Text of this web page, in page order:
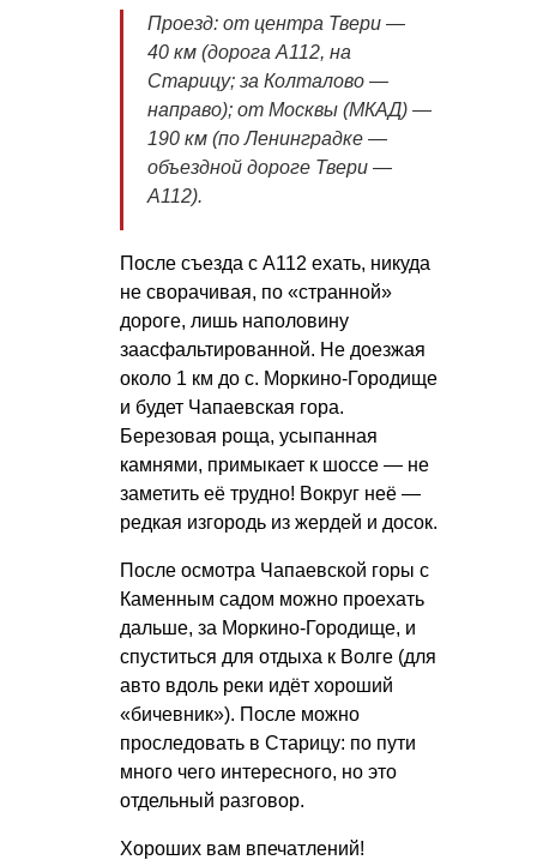
Проезд: от центра Твери —
40 км (дорога А112, на
Старицу; за Колталово —
направо); от Москвы (МКАД) —
190 км (по Ленинградке —
объездной дороге Твери —
А112).
После съезда с А112 ехать, никуда
не сворачивая, по «странной»
дороге, лишь наполовину
заасфальтированной. Не доезжая
около 1 км до с. Моркино-Городище
и будет Чапаевская гора.
Березовая роща, усыпанная
камнями, примыкает к шоссе — не
заметить её трудно! Вокруг неё —
редкая изгородь из жердей и досок.
После осмотра Чапаевской горы с
Каменным садом можно проехать
дальше, за Моркино-Городище, и
спуститься для отдыха к Волге (для
авто вдоль реки идёт хороший
«бичевник»). После можно
проследовать в Старицу: по пути
много чего интересного, но это
отдельный разговор.
Хороших вам впечатлений!